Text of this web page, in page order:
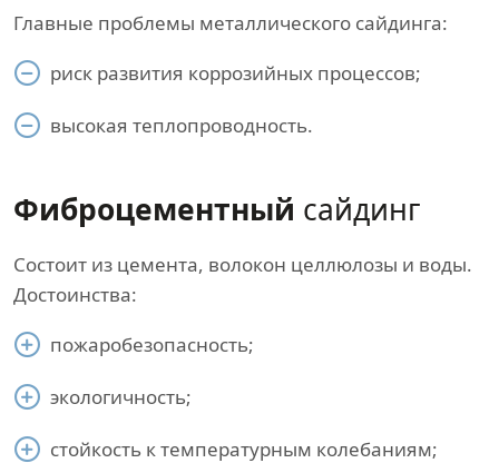
Главные проблемы металлического сайдинга:
риск развития коррозийных процессов;
высокая теплопроводность.
Фиброцементный сайдинг
Состоит из цемента, волокон целлюлозы и воды.
Достоинства:
пожаробезопасность;
экологичность;
стойкость к температурным колебаниям;